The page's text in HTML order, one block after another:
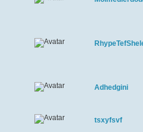
Adhedgini
tsxyfsvf